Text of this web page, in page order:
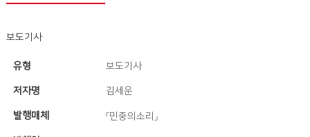
보도기사
유형 보도기사
저자명 김세운
발행매체 『민중의소리』